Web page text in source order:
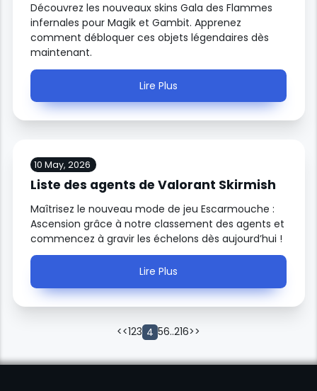
Découvrez les nouveaux skins Gala des Flammes
infernales pour Magik et Gambit. Apprenez
comment débloquer ces objets légendaires dès
maintenant.
Lire Plus
10 May, 2026
Liste des agents de Valorant Skirmish
Maîtrisez le nouveau mode de jeu Escarmouche :
Ascension grâce à notre classement des agents et
commencez à gravir les échelons dès aujourd’hui !
Lire Plus
<<123 4 56..216>>